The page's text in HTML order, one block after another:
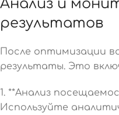
Анализ и
результатов
После оптимизации
результаты. Это
1. **Анализ
Используйте